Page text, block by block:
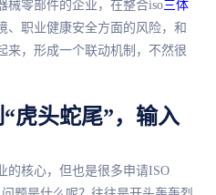
械零部件的企业，在整合iso三体
、职业健康安全方面的风险，和
来，形成一个联动机制，不然很
虎头蛇尾”，输入
的核心，但也是很多申请ISO